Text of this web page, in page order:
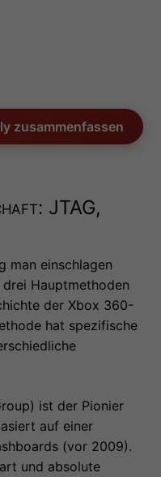
zusammenfassen
JTAG,
man einschlagen
Hauptmethoden
der Xbox 360-
hat spezifische
ist der Pionier
auf einer
(vor 2009).
und absolute